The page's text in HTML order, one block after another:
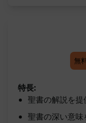
無
特長:
聖書の解説を提
聖書の深い意味